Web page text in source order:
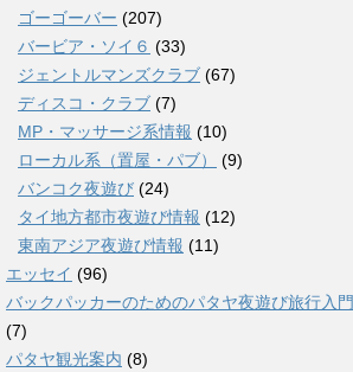
ゴーゴーバー (207)
バービア・ソイ６ (33)
ジェントルマンズクラブ (67)
ディスコ・クラブ (7)
MP・マッサージ系情報 (10)
ローカル系（置屋・パブ）
(9)
バンコク夜遊び (24)
タイ地方都市夜遊び情報 (12)
東南アジア夜遊び情報 (11)
エッセイ (96)
バックパッカーのためのパタヤ夜遊び旅行入門
(7)
パタヤ観光案内 (8)